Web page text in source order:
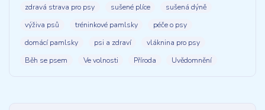
zdravá strava pro psy
sušené plíce
sušená dýně
výživa psů
tréninkové pamlsky
péče o psy
domácí pamlsky
psi a zdraví
vláknina pro psy
Běh se psem
Ve volnosti Příroda Uvědomnění